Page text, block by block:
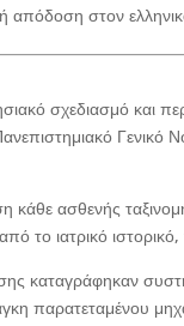
απόδοση στον
σχεδιασμό και
κάθε ασθενής
το ιατρικό
καταγράφηκαν
παρατεταμένου